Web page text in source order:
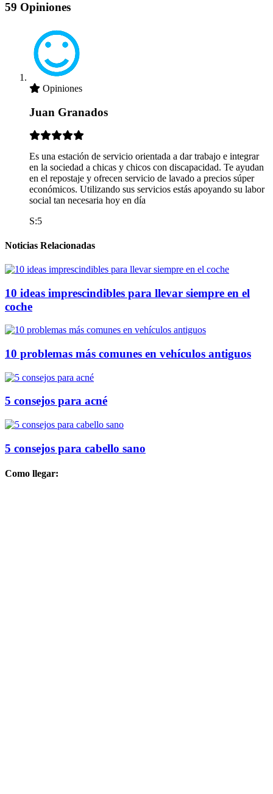
59 Opiniones
Opiniones
Juan Granados
Es una estación de servicio orientada a dar trabajo e integrar
en la sociedad a chicas y chicos con discapacidad. Te ayudan
en el repostaje y ofrecen servicio de lavado a precios súper
económicos. Utilizando sus servicios estás apoyando su labor
social tan necesaria hoy en día
S:5
Noticias Relacionadas
10 ideas imprescindibles para llevar siempre en el
coche
10 problemas más comunes en vehículos antiguos
5 consejos para acné
5 consejos para cabello sano
Como llegar: